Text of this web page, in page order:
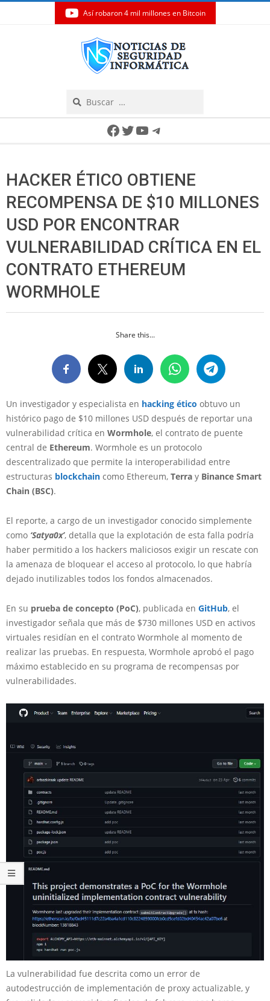
Así robaron 4 mil millones en Bitcoin
Facebook
Twitter
YouTube
Telegram
HACKER ÉTICO OBTIENE
RECOMPENSA DE $10 MILLONES
USD POR ENCONTRAR
VULNERABILIDAD CRÍTICA EN EL
CONTRATO ETHEREUM
WORMHOLE
Share this...
Un investigador y especialista en hacking ético obtuvo un
histórico pago de $10 millones USD después de reportar una
vulnerabilidad crítica en Wormhole, el contrato de puente
central de Ethereum. Wormhole es un protocolo
descentralizado que permite la interoperabilidad entre
estructuras blockchain como Ethereum, Terra y Binance Smart
Chain (BSC).
El reporte, a cargo de un investigador conocido simplemente
como ‘Satya0x’, detalla que la explotación de esta falla podría
haber permitido a los hackers maliciosos exigir un rescate con
la amenaza de bloquear el acceso al protocolo, lo que habría
dejado inutilizables todos los fondos almacenados.
En su prueba de concepto (PoC), publicada en GitHub, el
investigador señala que más de $730 millones USD en activos
virtuales residían en el contrato Wormhole al momento de
realizar las pruebas. En respuesta, Wormhole aprobó el pago
máximo establecido en su programa de recompensas por
vulnerabilidades.
La vulnerabilidad fue descrita como un error de
autodestrucción de implementación de proxy actualizable, y